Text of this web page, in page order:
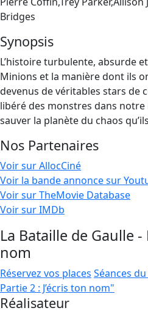
Bridges
Synopsis
L’histoire turbulente, absurde
Minions et la manière dont ils
devenus de véritables stars de
libéré des monstres dans
sauver la planète du chaos
Nos Partenaires
Voir sur AllocCiné
Voir la bande annonce sur
Voir sur TheMovie Database
Voir sur IMDb
La Bataille de Gaulle -
nom
Réservez vos places Séances
Partie 2 : J’écris ton nom"
Réalisateur